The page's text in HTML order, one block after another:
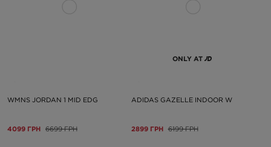
WMNS JORDAN 1 MID EDG
4099 ГРН 6699 ГРН
ONLY AT
ADIDAS GAZELLE INDOOR W
2899 ГРН 6199 ГРН